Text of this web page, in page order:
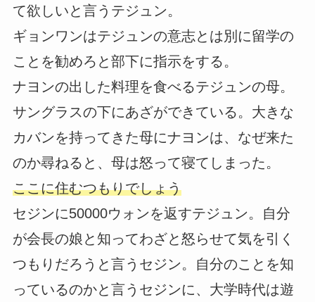
て欲しいと言うテジュン。
ギョンワンはテジュンの意志とは別に留学の
ことを勧めろと部下に指示をする。
ナヨンの出した料理を食べるテジュンの母。
サングラスの下にあざができている。大きな
カバンを持ってきた母にナヨンは、なぜ来た
のか尋ねると、母は怒って寝てしまった。
ここに住むつもりでしょう
セジンに50000ウォンを返すテジュン。自分
が会長の娘と知ってわざと怒らせて気を引く
つもりだろうと言うセジン。自分のことを知
っているのかと言うセジンに、大学時代は遊